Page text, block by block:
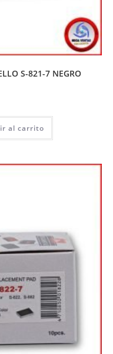
S-821-7 NEGRO
al carrito